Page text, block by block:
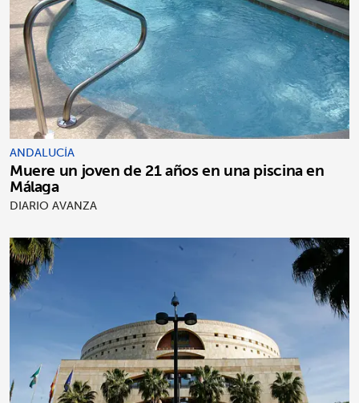
ANDALUCÍA
Muere un joven de 21 años en una piscina en
Málaga
DIARIO AVANZA